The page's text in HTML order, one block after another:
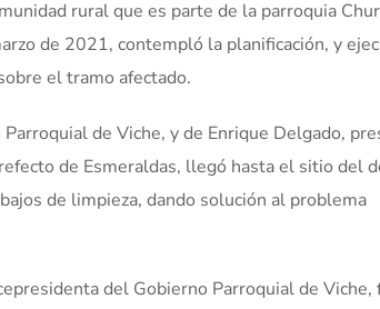
rural que es parte de la parroquia
de 2021, contempló la planificación, y
el tramo afectado.
de Viche, y de Enrique Delgado,
de Esmeraldas, llegó hasta el sitio del
de limpieza, dando solución al problema
del Gobierno Parroquial de Viche,